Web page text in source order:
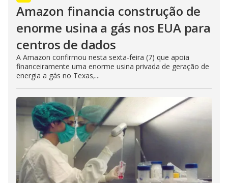
Amazon financia construção de
enorme usina a gás nos EUA para
centros de dados
A Amazon confirmou nesta sexta-feira (7) que apoia
financeiramente uma enorme usina privada de geração de
energia a gás no Texas,...